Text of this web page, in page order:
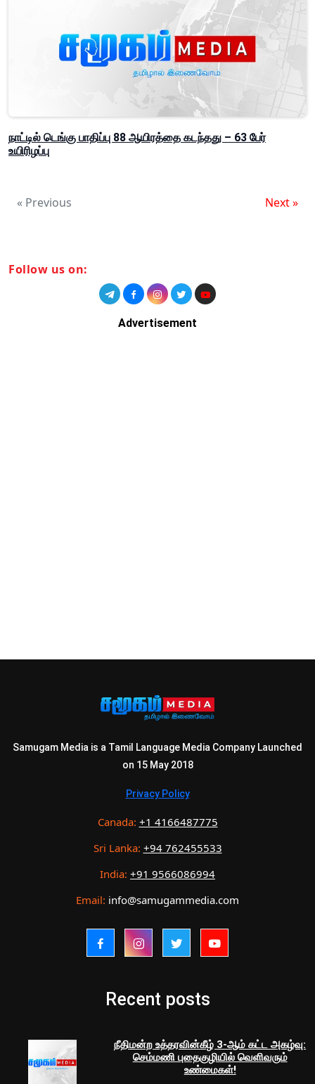
நாட்டில் டெங்கு பாதிப்பு 88 ஆயிரத்தை கடந்தது – 63 பேர்
உயிரிழப்பு
« Previous Next »
Follow us on:
Advertisement
Samugam Media is a Tamil Language Media Company Launched
on 15 May 2018
Privacy Policy
Canada: +1 4166487775
Sri Lanka: +94 762455533
India: +91 9566086994
Email: info@samugammedia.com
Recent posts
நீதிமன்ற உத்தரவின்கீழ் 3-ஆம் கட்ட அகழ்வு:
செம்மணி புதைகுழியில் வெளிவரும்
உண்மைகள்!